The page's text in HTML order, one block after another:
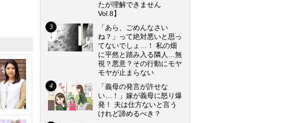
たが理解できません
Vol.8】
「あら、ごめんなさい
ね？」って絶対悪いと思っ
てないでしょ…！ 私の畑
に平然と踏み入る隣人…無
視？悪意？その行動にモヤ
モヤが止まらない
「義母の発言が許せな
い…！」嫁が義母に怒り爆
発！ 夫は仕方ないと言う
けれど諦めるべき？